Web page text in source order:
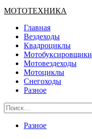
Основное
МОТОТЕХНИКА
Главная
Вездеходы
Квадроциклы
Мотобуксировщики
Мотовездеходы
Мотоциклы
Снегоходы
Разное
Найти:
Разное